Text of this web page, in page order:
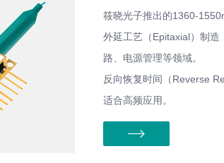
筱晓光子推出的1360-
外延工艺（Epitaxial）制
路、电源管理等领域。
反向恢复时间（Reverse
适合高频应用。